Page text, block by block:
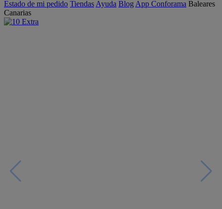
Estado de mi pedido Tiendas Ayuda Blog App Conforama Baleares
Canarias